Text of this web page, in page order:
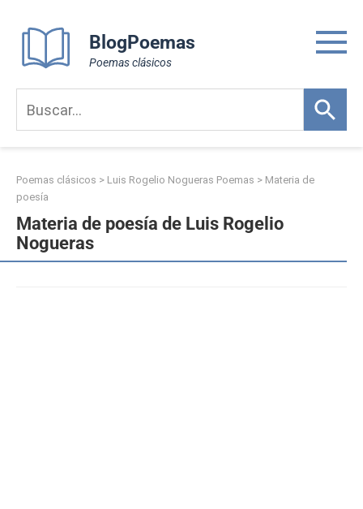
content
BlogPoemas
Poemas clásicos
Poemas clásicos > Luis Rogelio Nogueras Poemas > Materia de
poesía
Materia de poesía de Luis Rogelio
Nogueras